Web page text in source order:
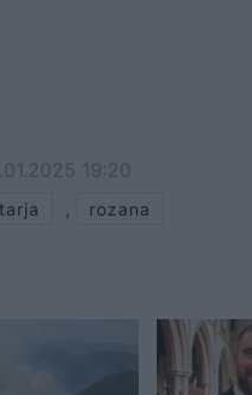
19:20
, rozana